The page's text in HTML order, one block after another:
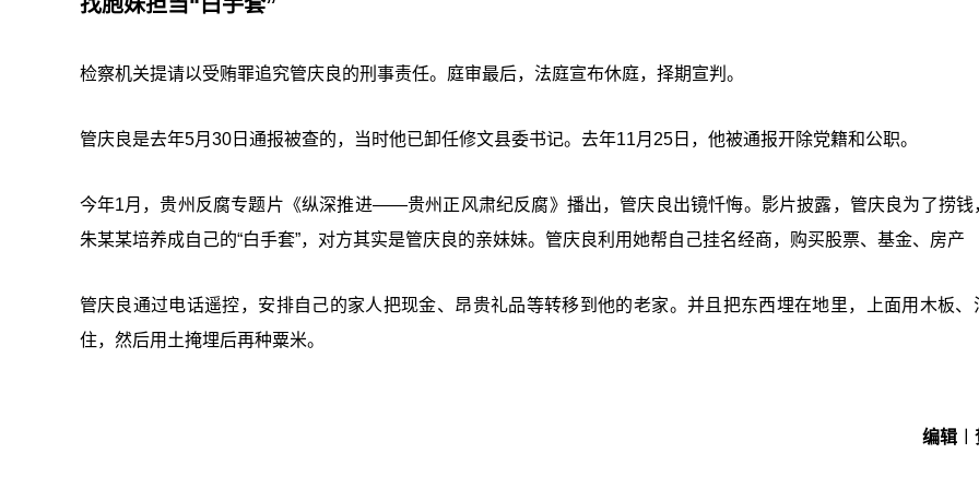
检察机关提请以受贿罪追究管庆良的刑事责任。庭审最后，法庭宣布休庭，择期宣判。
管庆良是去年5月30日通报被查的，当时他已卸任修文县委书记。去年11月25日，他被通报开除党籍和公职。
今年1月，贵州反腐专题片《纵深推进——贵州正风肃纪反腐》播出，管庆良出镜忏悔。影片披露，管庆良为了捞钱
朱某某培养成自己的“白手套”，对方其实是管庆良的亲妹妹。管庆良利用她帮自己挂名经商，购买股票、基金、房产
管庆良通过电话遥控，安排自己的家人把现金、昂贵礼品等转移到他的老家。并且把东西埋在地里，上面用木板、
住，然后用土掩埋后再种粟米。
编辑︱